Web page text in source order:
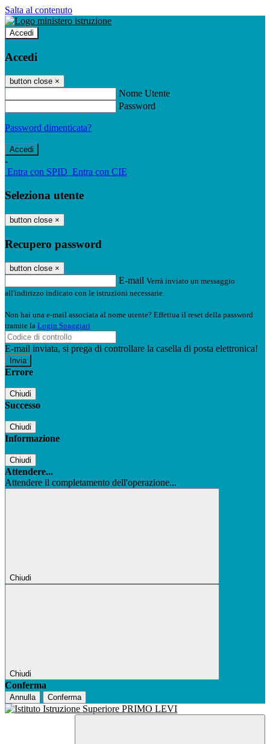
Salta al contenuto
Accedi
Accedi
button close ×
Nome Utente
Password
Password dimenticata?
-
Entra con SPID Entra con CIE
Seleziona utente
button close ×
Recupero password
button close ×
E-mail Verrà inviato un messaggio
all'indirizzo indicato con le istruzioni necessarie.
Non hai una e-mail associata al nome utente? Effettua il reset della password
tramite la Login Spaggiari
E-mail inviata, si prega di controllare la casella di posta elettronica!
Errore
Chiudi
Successo
Chiudi
Informazione
Chiudi
Attendere...
Attendere il completamento dell'operazione...
Chiudi
Chiudi
Conferma
Annulla Conferma